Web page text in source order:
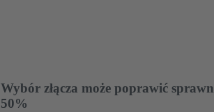
Wybór złącza może poprawić
50%